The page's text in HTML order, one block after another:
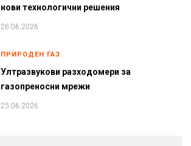
нови технологични решения
26.06.2026
ПРИРОДЕН ГАЗ
Ултразвукови разходомери за
газопреносни мрежи
25.06.2026